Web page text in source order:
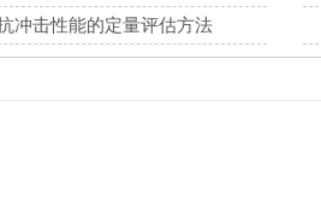
冲击性能的定量评估方法